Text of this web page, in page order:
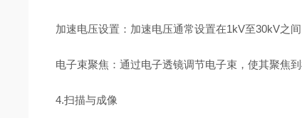
加速电压设置：加速电压通常设置在1kV至30kV之
电子束聚焦：通过电子透镜调节电子束，使其聚焦
4.扫描与成像